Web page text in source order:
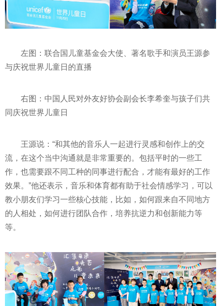
左图：联合国儿童基金会大使、著名歌手和演员王源参
与庆祝世界儿童日的直播
右图：中国人民对外友好协会副会长李希奎与孩子们共
同庆祝世界儿童日
王源说：“和其他的音乐人一起进行灵感和创作上的交
流，在这个当中沟通就是非常重要的。包括平时的一些工
作，也需要跟不同工种的同事进行配合，才能有最好的工作
效果。”他还表示，音乐和体育都有助于社会情感学习 ，可以
教小朋友们学习一些核心技能，比如，如何跟来自不同地方
的人相处，如何进行团队合作，培养抗逆力和创新能力等
等。